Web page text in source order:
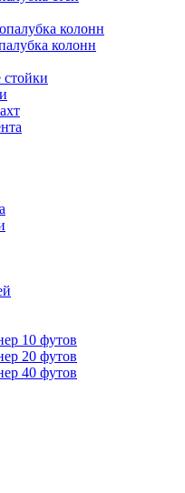
колонн
колонн
стойки
10 футов
20 футов
40 футов